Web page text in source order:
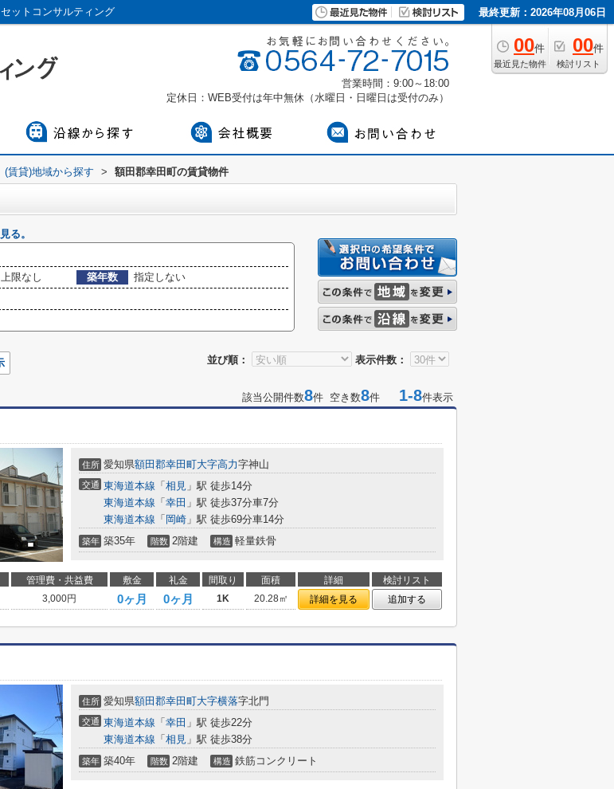
ットコンサルティング 最終更新：2026年08月06日
00件
最近見た物件
00件
検討リスト
営業時間：9:00～18:00
定休日：WEB受付は年中無休（水曜日・日曜日は受付のみ）
(賃貸)地域から探す > 額田郡幸田町の賃貸物件
る。
限なし 築年数
指定しない
並び順： 表示件数：
該当公開件数8件 空き数8件 1-8件表示
住所 愛知県額田郡幸田町大字高力字神山
交通 東海道本線 「 相見 」駅 徒歩14分
東海道本線 「 幸田 」駅 徒歩37分車7分
東海道本線 「 岡崎 」駅 徒歩69分車14分
築年 築35年 階数 2階建 構造 軽量鉄骨
管理費・共益費 敷金 礼金 間取り 面積 詳細
検討リスト
3,000円 0ヶ月 0ヶ月 1K 20.28㎡ 詳細を見る 追加する
住所 愛知県額田郡幸田町大字横落字北門
交通 東海道本線 「 幸田 」駅 徒歩22分
東海道本線 「 相見 」駅 徒歩38分
築年 築40年 階数 2階建 構造 鉄筋コンクリート